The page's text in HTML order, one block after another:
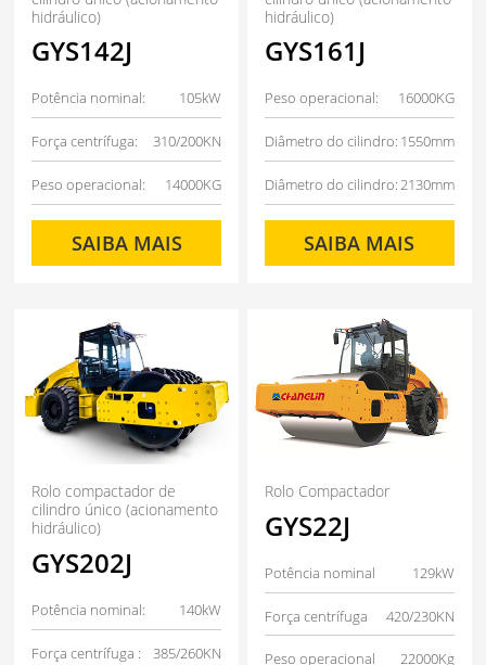
hidráulico)
GYS142J
Potência nominal: 105kW
Força centrífuga: 310/200KN
Peso operacional: 14000KG
SAIBA MAIS
hidráulico)
GYS161J
Peso operacional: 16000KG
Diâmetro do cilindro: 1550mm
Diâmetro do cilindro:2130mm
SAIBA MAIS
Rolo compactador de
cilindro único (acionamento
hidráulico)
GYS202J
Potência nominal: 140kW
Força centrífuga : 385/260KN
Rolo Compactador
GYS22J
Potência nominal 129kW
Força centrífuga 420/230KN
Peso operacional 22000Kg